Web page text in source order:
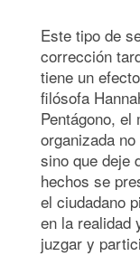
Este tipo de
corrección
tiene un
filósofa
Pentágono,
organizada
sino que deje
hechos se
el ciudadano
en la realidad
juzgar y